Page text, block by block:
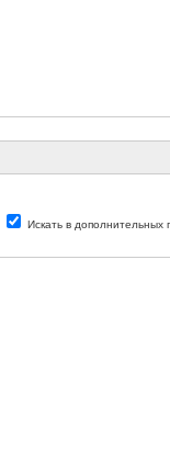
Искать в дополнительных